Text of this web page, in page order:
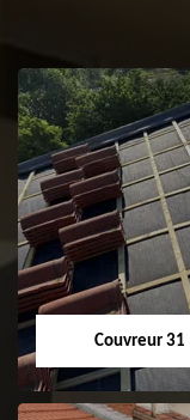
Couvreur 31